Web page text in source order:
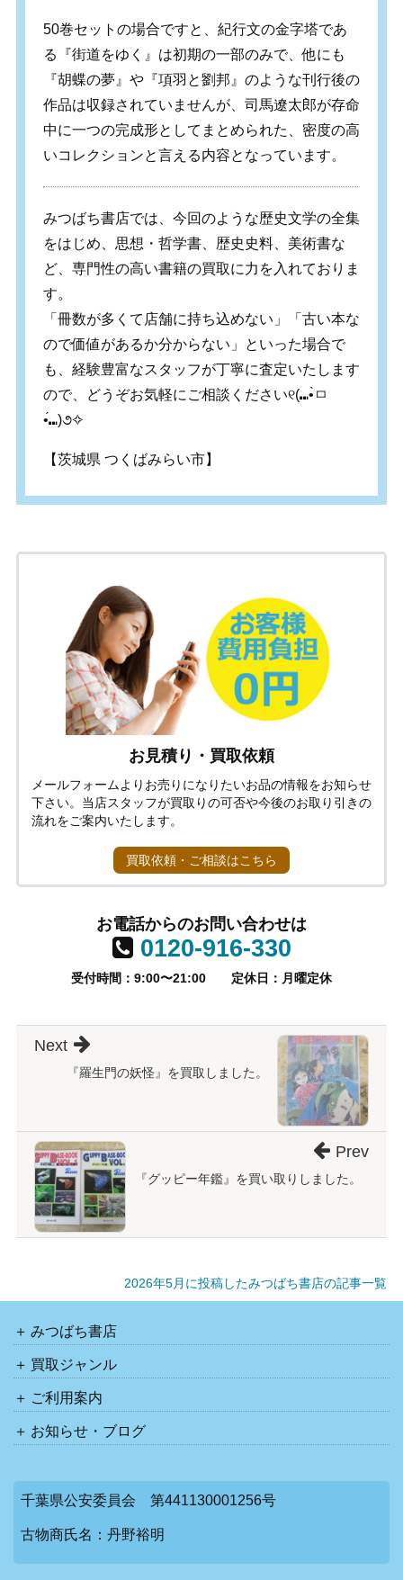
50巻セットの場合ですと、紀行文の金字塔であ
る『街道をゆく』は初期の一部のみで、他にも
『胡蝶の夢』や『項羽と劉邦』のような刊行後の
作品は収録されていませんが、司馬遼太郎が存命
中に一つの完成形としてまとめられた、密度の高
いコレクションと言える内容となっています。
みつばち書店では、今回のような歴史文学の全集
をはじめ、思想・哲学書、歴史史料、美術書な
ど、専門性の高い書籍の買取に力を入れておりま
す。
「冊数が多くて店舗に持ち込めない」「古い本な
ので価値があるか分からない」といった場合で
も、経験豊富なスタッフが丁寧に査定いたします
ので、どうぞお気軽にご相談ください୧(⑉•̀ㅁ
•́⑉)૭✧
【茨城県 つくばみらい市】
お見積り・買取依頼
メールフォームよりお売りになりたいお品の情報をお知らせ
下さい。当店スタッフが買取りの可否や今後のお取り引きの
流れをご案内いたします。
買取依頼・ご相談はこちら
お電話からのお問い合わせは
0120-916-330
受付時間：9:00〜21:00 定休日：月曜定休
『羅生門の妖怪』を買取しました。
Next
『グッピー年鑑』を買い取りしました。
Prev
2026年5月に投稿したみつばち書店の記事一覧
みつばち書店
買取ジャンル
ご利用案内
お知らせ・ブログ
千葉県公安委員会 第441130001256号
古物商氏名：丹野裕明